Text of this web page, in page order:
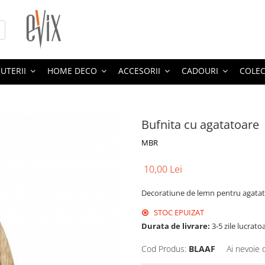
HOME DECO ACCESORII CADOURI
Bufnita cu agatatoare
MBR
10,00 Lei
Decoratiune de lemn pentru
STOC EPUIZAT
Durata de livrare: 3-5 zile
Cod Produs: BLAAF Ai nevoie